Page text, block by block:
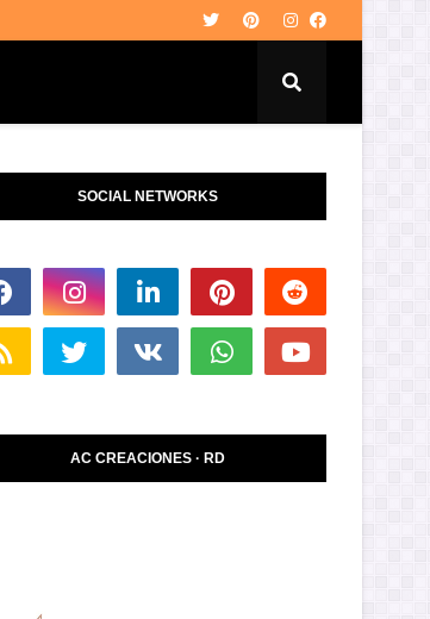
SOCIAL NETWORKS
AC CREACIONES · RD